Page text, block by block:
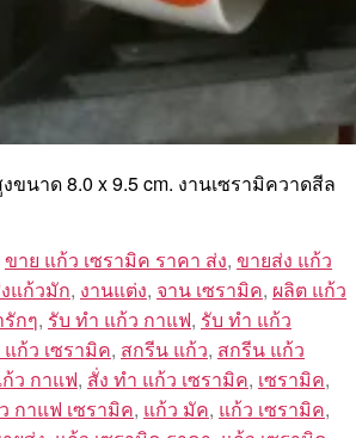
ขนาด 8.0 x 9.5 cm. งานเซรามิควาดสีล
ขาย แก้ว เซรามิค ราคา ส่ง, ขายส่ง แก้ว
แก้วมัก, งานแต่ง, จาน เซรามิค, ผลิต แก้ว
กๆ, รับ ทํา แก้ว กาแฟ, รับ ทํา แก้ว
ก้ว เซรามิค, สกรีน แก้ว, สกรีน แก้ว
ว กาแฟ, สั่ง ทํา แก้ว เซรามิค, เซรามิค,
กาแฟ เซรามิค, แก้ว มัค, แก้ว เซรามิค,